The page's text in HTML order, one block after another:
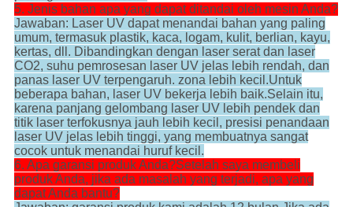
5. Jenis bahan apa yang dapat ditandai oleh mesin Anda?
Jawaban: Laser UV dapat menandai bahan yang paling
umum, termasuk plastik, kaca, logam, kulit, berlian, kayu,
kertas, dll. Dibandingkan dengan laser serat dan laser
CO2, suhu pemrosesan laser UV jelas lebih rendah, dan
panas laser UV terpengaruh. zona lebih kecil.Untuk
beberapa bahan, laser UV bekerja lebih baik.Selain itu,
karena panjang gelombang laser UV lebih pendek dan
titik laser terfokusnya jauh lebih kecil, presisi penandaan
laser UV jelas lebih tinggi, yang membuatnya sangat
cocok untuk menandai huruf kecil.
6. Apa garansi produk Anda?Setelah saya membeli
produk Anda, jika ada masalah yang terjadi, apa yang
dapat Anda bantu?